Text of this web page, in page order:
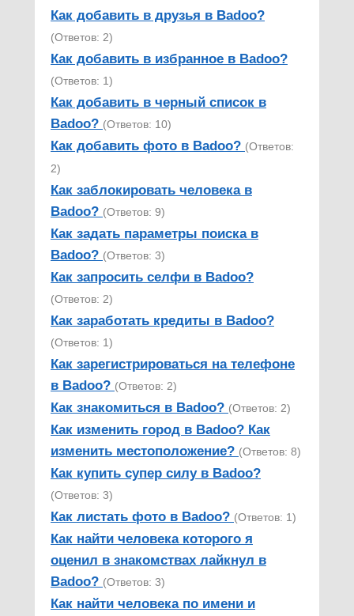
Как добавить в друзья в Badoo?
(Ответов: 2)
Как добавить в избранное в Badoo?
(Ответов: 1)
Как добавить в черный список в
Badoo? (Ответов: 10)
Как добавить фото в Badoo? (Ответов:
2)
Как заблокировать человека в
Badoo? (Ответов: 9)
Как задать параметры поиска в
Badoo? (Ответов: 3)
Как запросить селфи в Badoo?
(Ответов: 2)
Как заработать кредиты в Badoo?
(Ответов: 1)
Как зарегистрироваться на телефоне
в Badoo? (Ответов: 2)
Как знакомиться в Badoo? (Ответов: 2)
Как изменить город в Badoo? Как
изменить местоположение? (Ответов: 8)
Как купить супер силу в Badoo?
(Ответов: 3)
Как листать фото в Badoo? (Ответов: 1)
Как найти человека которого я
оценил в знакомствах лайкнул в
Badoo? (Ответов: 3)
Как найти человека по имени и